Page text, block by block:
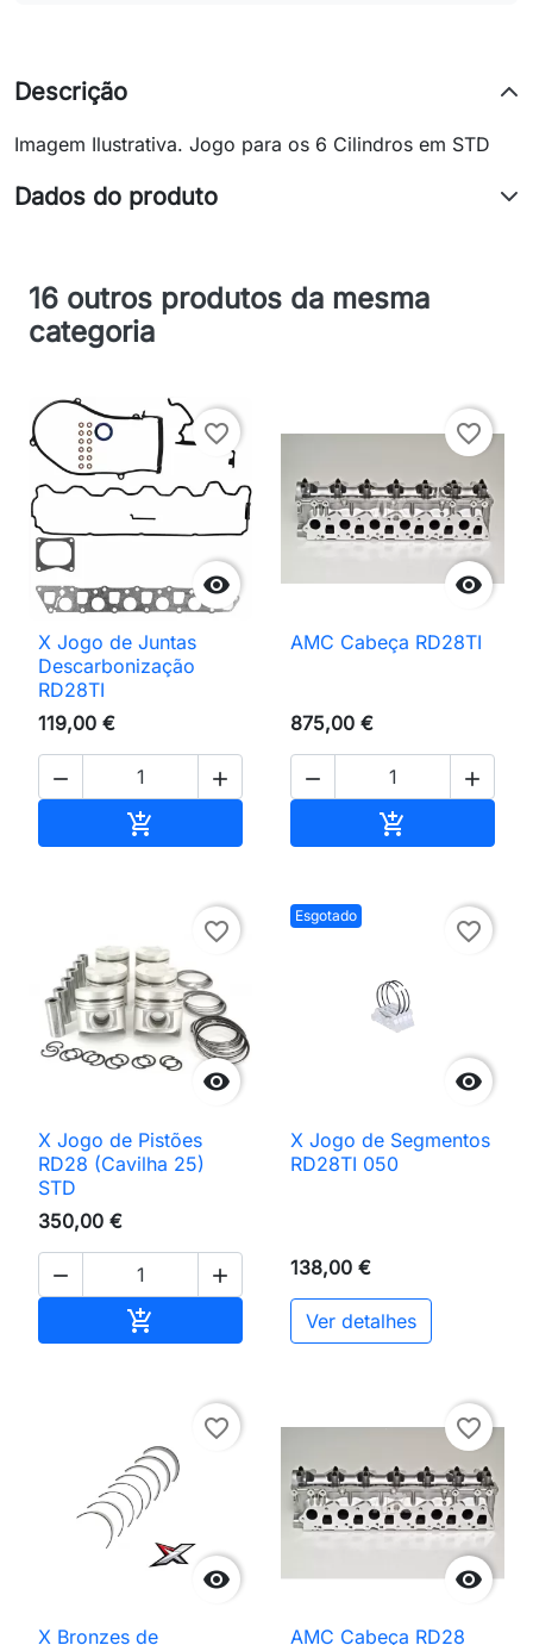
Descrição
Imagem Ilustrativa. Jogo para os 6 Cilindros em STD
Dados do produto
16 outros produtos da mesma
categoria

favorite_border
X Jogo de Juntas
Descarbonização
RD28TI
119,00 €
 


favorite_border
AMC Cabeça RD28TI
875,00 €
 


favorite_border
X Jogo de Pistões
RD28 (Cavilha 25)
STD
350,00 €
 
 Adicionar ao carrinho
Esgotado

favorite_border
X Jogo de Segmentos
RD28TI 050
138,00 €
Ver detalhes

favorite_border
X Bronzes de

favorite_border
AMC Cabeça RD28